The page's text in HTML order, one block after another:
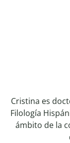
Cristina es
Filología
ámbito de la